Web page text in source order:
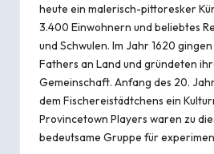
heute ein malerisch-pittoresker
3.400 Einwohnern und beliebtes
und Schwulen. Im Jahr 1620
Fathers an Land und gründeten
Gemeinschaft. Anfang des 20.
dem Fischereistädtchens ein
Provincetown Players waren zu
bedeutsame Gruppe für